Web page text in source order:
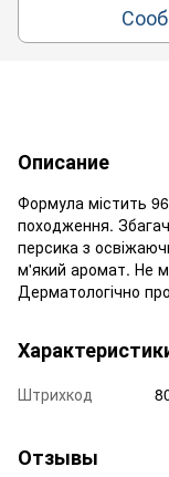
Описание
Формула містить 96
походження.
персика з
м'який аромат. Не
Дерматологічно
Штрихкод
Отзывы